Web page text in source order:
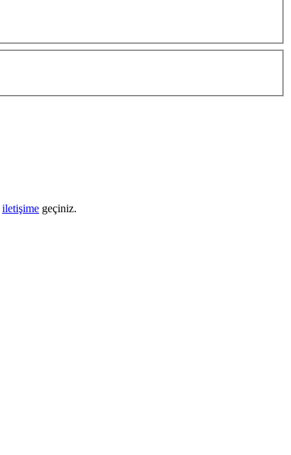
iletişime geçiniz.